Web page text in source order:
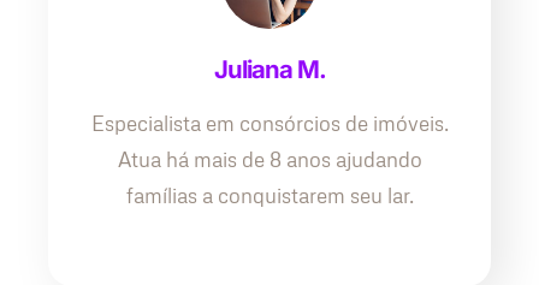
Juliana M.
Especialista em consórcios de imóveis.
Atua há mais de 8 anos ajudando
famílias a conquistarem seu lar.